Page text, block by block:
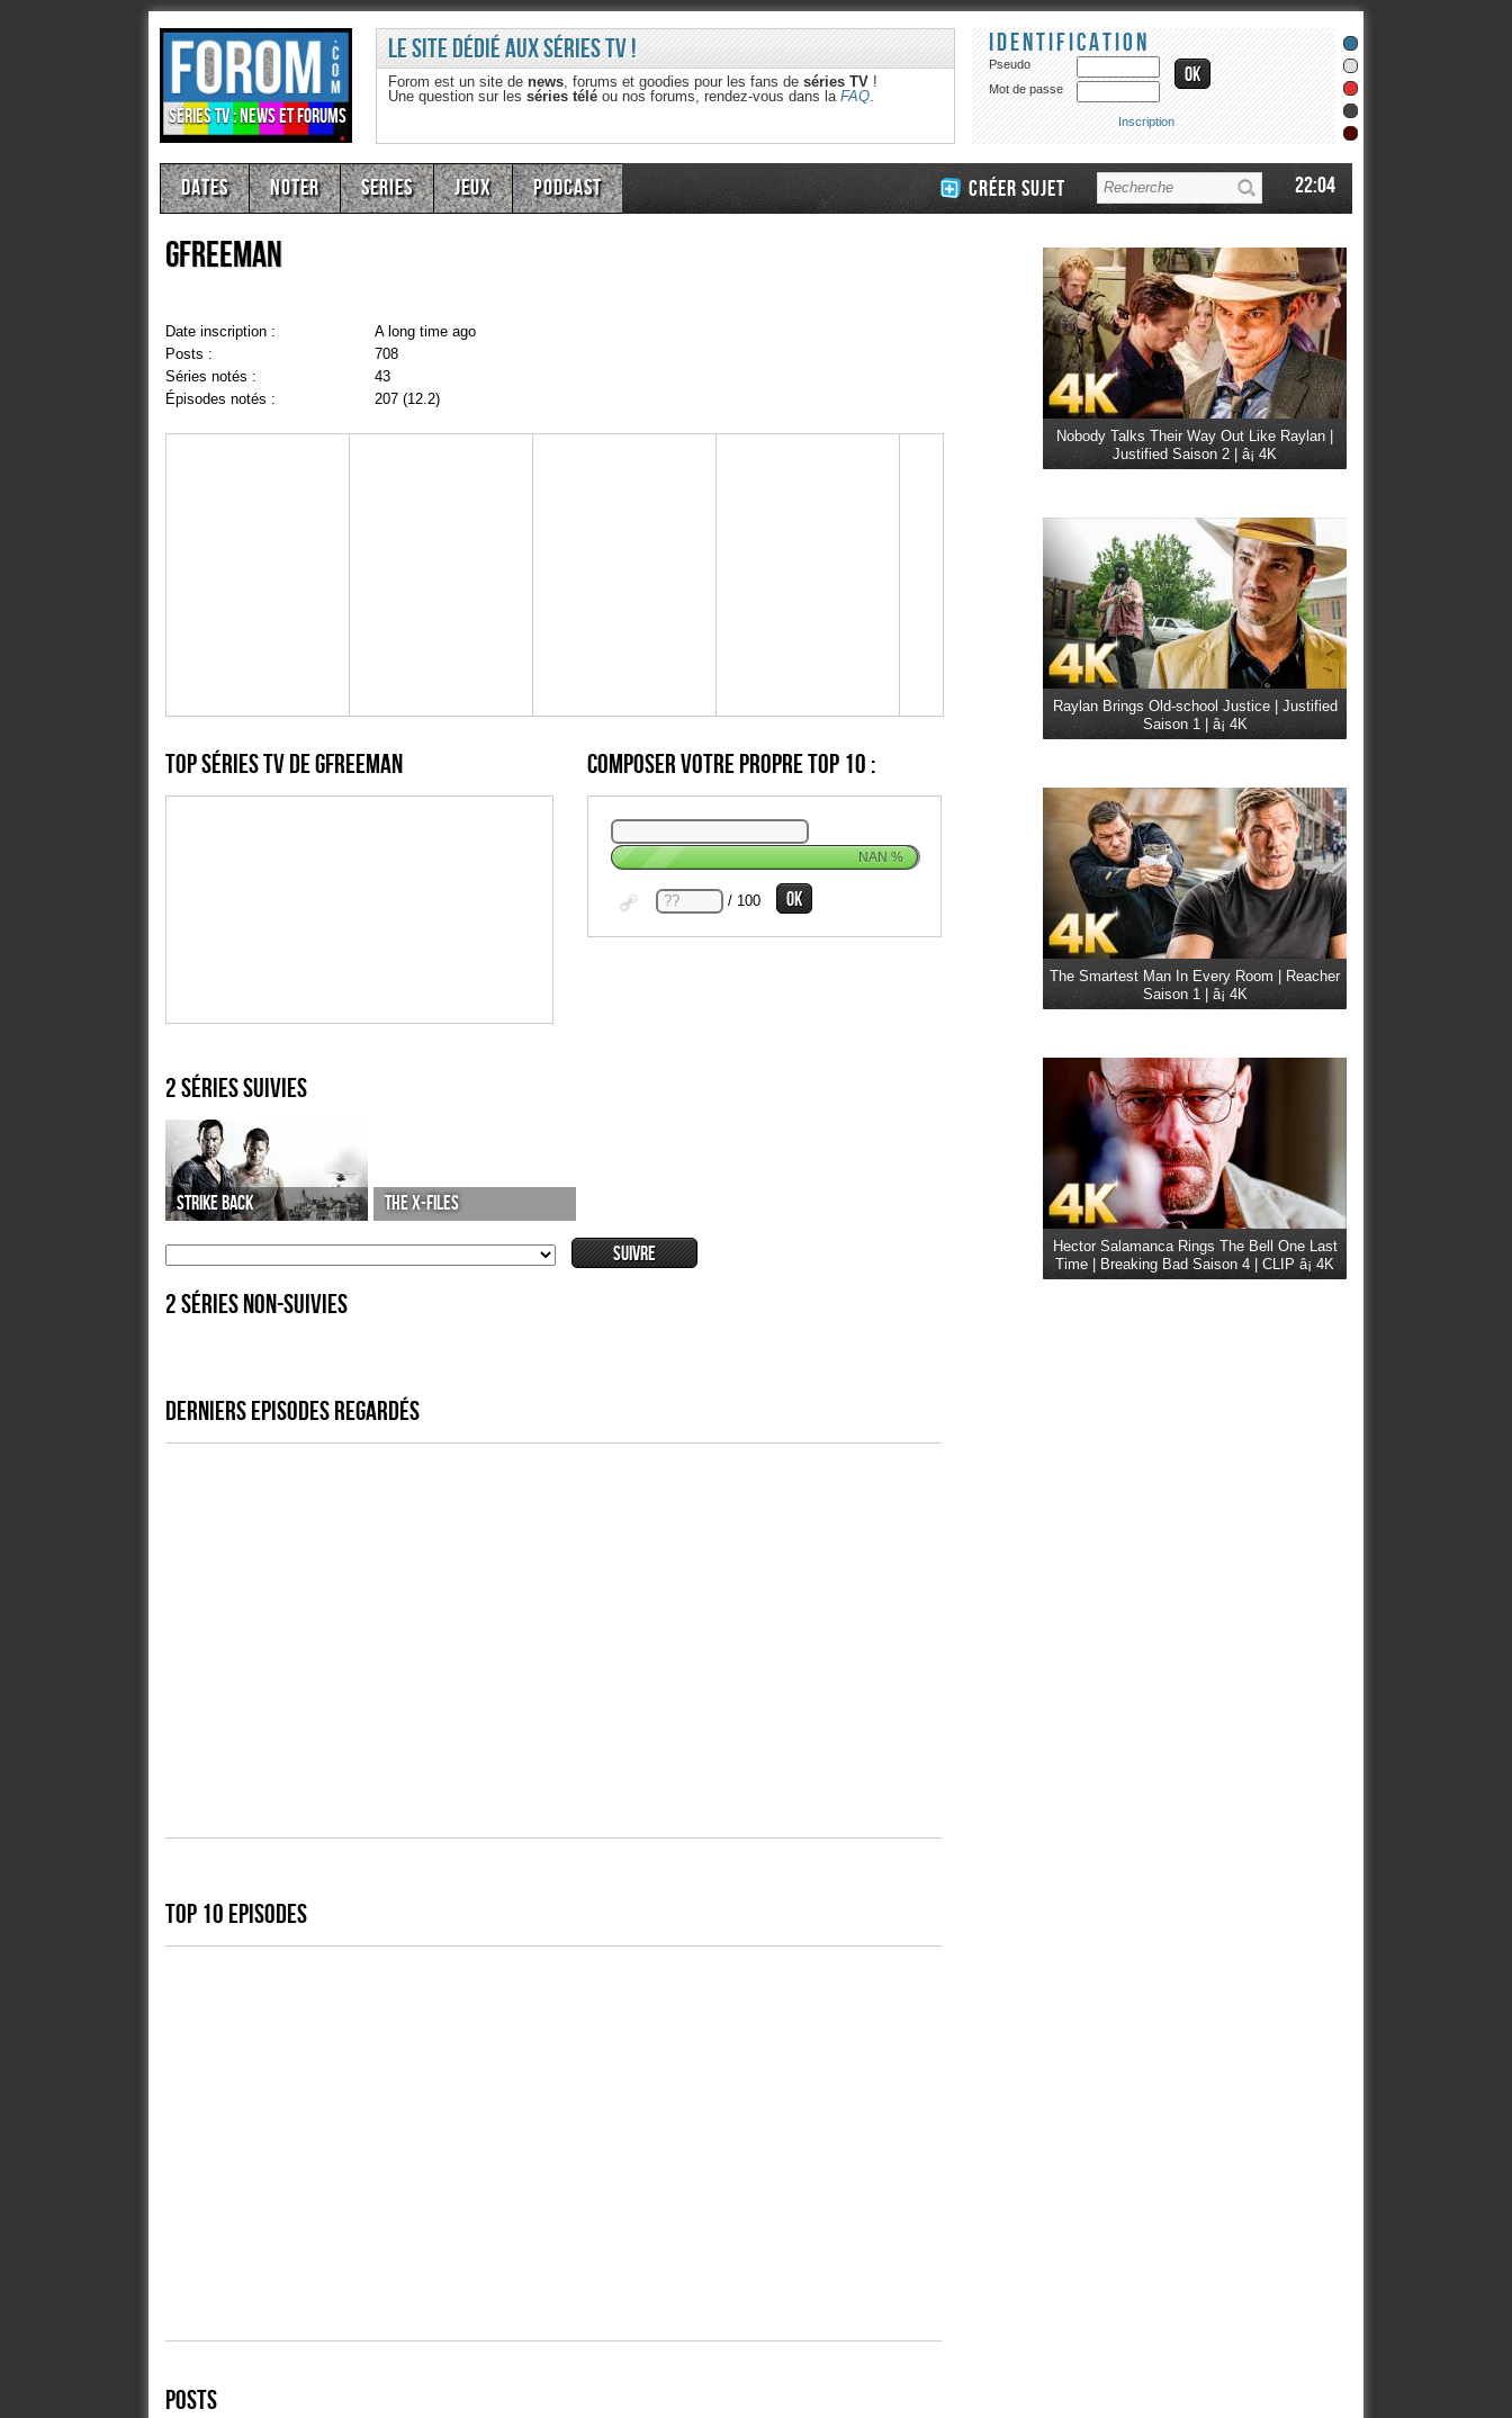
Séries TV : news et forums
Le site dédié aux séries TV !
Forom est un site de news, forums et goodies pour les fans de séries TV!
Une question sur les séries téléou nos forums, rendez-vous dans la FAQ.
Identification
Pseudo
Mot de passe
Inscription
Dates Noter Series Jeux Podcast Créer sujet 22:04
gfreeman
Date inscription :
A long time ago
Posts :
708
Séries notés :
43
Épisodes notés :
207 (12.2)
Top Séries TV de gfreeman Composer votre propre top 10 :
NAN%
/ 100
2 séries suivies
STRIKE BACK THE X-FILES
2 séries non-suivies
DERNIERS EPISODES REGARDÉS
TOP 10 EPISODES
POSTS
Nobody Talks Their Way Out Like Raylan |
Justified Saison 2 | â¡ 4K
Raylan Brings Old-school Justice | Justified
Saison 1 | â¡ 4K
The Smartest Man In Every Room | Reacher
Saison 1 | â¡ 4K
Hector Salamanca Rings The Bell One Last
Time | Breaking Bad Saison 4 | CLIP â¡ 4K